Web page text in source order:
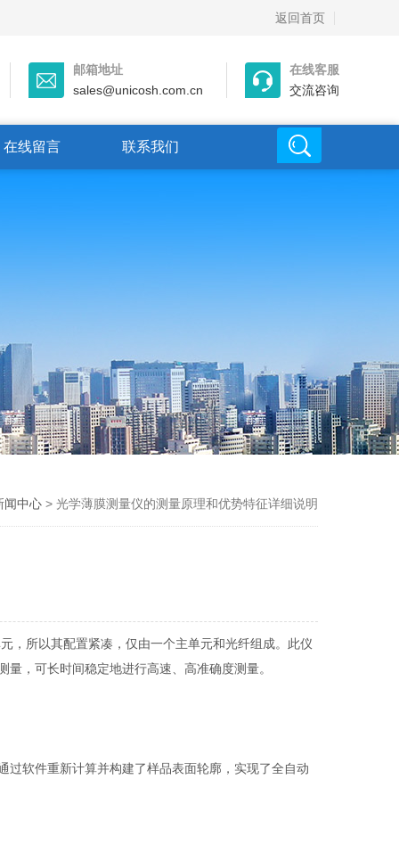
返回首页
邮箱地址
sales@unicosh.com.cn
在线客服
交流咨询
在线留言 联系我们
闻中心> 光学薄膜测量仪的测量原理和优势特征详细说明
，所以其配置紧凑，仅由一个主单元和光纤组成。此仪
，可长时间稳定地进行高速、高准确度测量。
软件重新计算并构建了样品表面轮廓，实现了全自动